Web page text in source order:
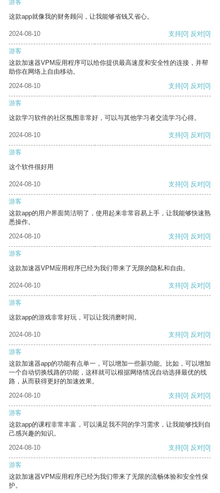
游客
这款app就像我的财务顾问，让我能够省钱又省心。
2024-08-10 支持[0] 反对[0]
游客
这款加速器VPM应用程序可以给你提供最高速度和安全性的连接，并帮
助你在网络上自由移动。
2024-08-10
支持[0] 反对[0]
游客
这款学习软件的社区氛围非常好，可以与其他学习者交流学习心得。
2024-08-10 支持[0] 反对[0]
游客
这个软件很好用
2024-08-10 支持[0] 反对[0]
游客
这款app的用户界面简洁明了，使用起来非常容易上手，让我能够快速熟
悉操作。
2024-08-10
支持[0] 反对[0]
游客
这款加速器VPM应用程序已经为我们带来了无限的隐私和自由。
2024-08-10 支持[0] 反对[0]
游客
这款app的游戏非常好玩，可以让我消磨时间。
2024-08-10 支持[0] 反对[0]
游客
这款加速器app的功能有点单一，可以增加一些新功能。比如，可以增加
一个自动切换线路的功能，这样就可以根据网络情况自动选择最优的线
路，从而获得更好的加速效果。
2024-08-10
支持[0] 反对[0]
游客
这款app的课程非常丰富，可以满足我不同的学习需求，让我能够找到自
己感兴趣的知识。
2024-08-10
支持[0] 反对[0]
游客
这款加速器VPM应用程序已经为我们带来了无限的流畅体验和安全性保
护。